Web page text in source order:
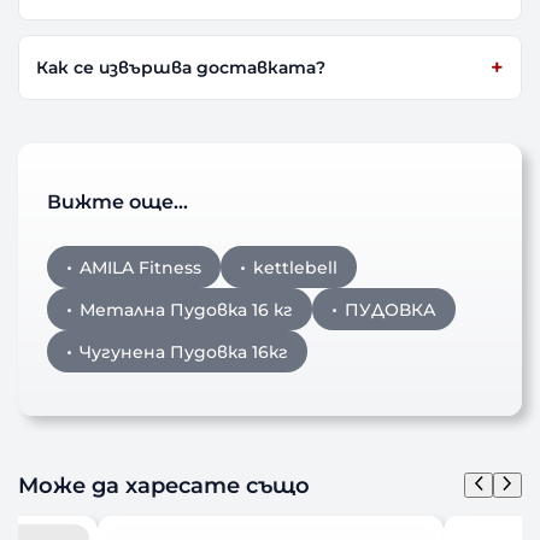
Как се извършва доставката?
Вижте още…
AMILA Fitness
kettlebell
Метална Пудовка 16 кг
ПУДОВКА
Чугунена Пудовка 16кг
Може да харесате също